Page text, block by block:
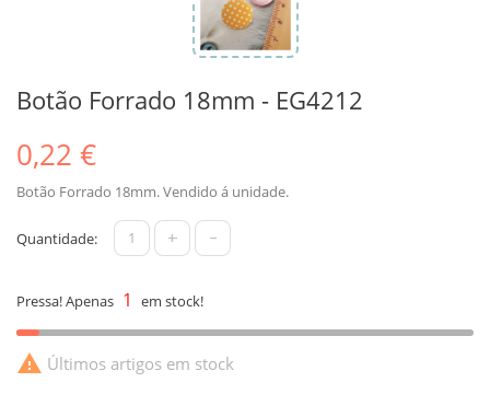
Botão Forrado 18mm - EG4212
0,22 €
Botão Forrado 18mm. Vendido á unidade.
Quantidade: + -
Pressa! Apenas 1 em stock!
 Últimos artigos em stock